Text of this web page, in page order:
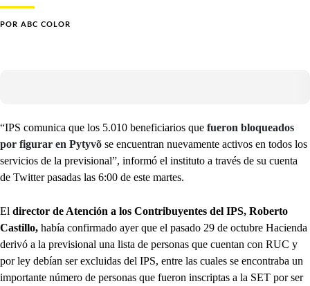
POR ABC COLOR
“IPS comunica que los 5.010 beneficiarios que fueron bloqueados
por figurar en Pytyvõ se encuentran nuevamente activos en todos los
servicios de la previsional”, informó el instituto a través de su cuenta
de Twitter pasadas las 6:00 de este martes.
El director de Atención a los Contribuyentes del IPS, Roberto
Castillo, había confirmado ayer que el pasado 29 de octubre Hacienda
derivó a la previsional una lista de personas que cuentan con RUC y
por ley debían ser excluidas del IPS, entre las cuales se encontraba un
importante número de personas que fueron inscriptas a la SET por ser